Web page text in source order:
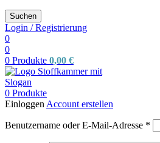
Suchen
Login / Registrierung
0
0
0 Produkte 0,00 €
0 Produkte
Einloggen Account erstellen
Benutzername oder E-Mail-Adresse *